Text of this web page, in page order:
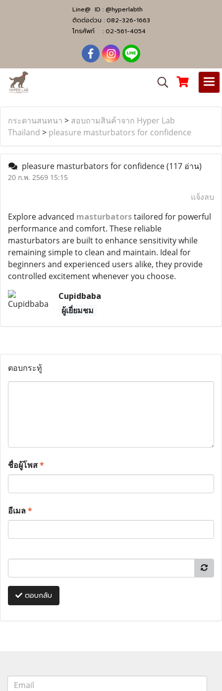
Line@ ID : @hyperlabth
ติดต่อด่วน : 082-326-1663
โทรศัพท์ : 02-561-4054
กระดานสนทนา > สอบถามสินค้าจาก Hyper Lab
Thailand > pleasure masturbators for confidence
pleasure masturbators for confidence(117 อ่าน)
20 ก.พ. 2569 15:15
แจ้งลบ
Explore advanced masturbatorstailored for powerful
performance and comfort. These reliable
masturbators are built to enhance sensitivity while
remaining simple to clean and maintain. Ideal for
beginners and experienced users alike, they provide
controlled excitement whenever you choose.
Cupidbaba
ผู้เยี่ยมชม
ตอบกระทู้
ชื่อผู้โพส*
อีเมล*
ตอบกลับ